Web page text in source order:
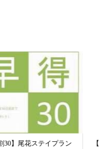
【早割30 】尾花ステイプラ